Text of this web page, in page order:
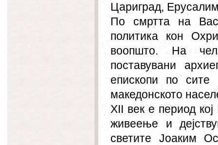
Цариград,
По смртта на
политика кон
воопшто. На
поставувани
епископи по
македонското
XII век е период
живеење и
светите Јоаким